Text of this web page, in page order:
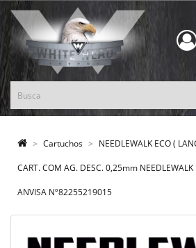
Cartuchos NEEDLEWALK ECO (
CART. COM AG. DESC. 0,25mm
ANVISA Nº82255219015